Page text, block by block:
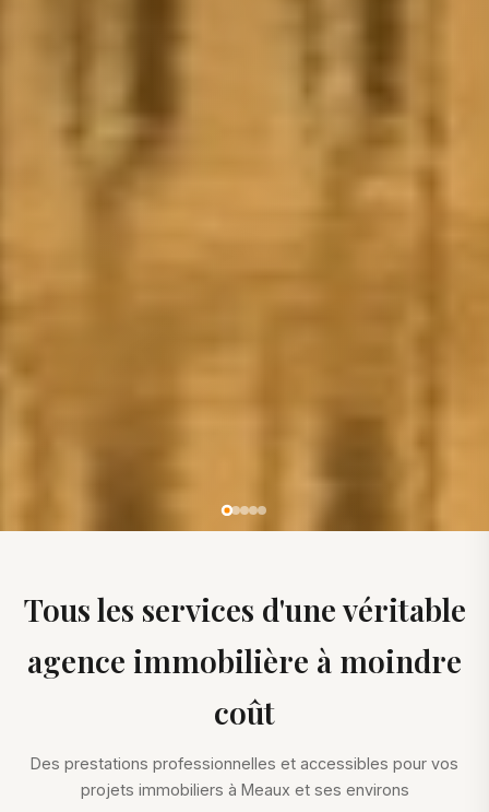
Tous les services d'une véritable
agence immobilière à moindre
coût
Des prestations professionnelles et accessibles pour vos
projets immobiliers à Meaux et ses environs